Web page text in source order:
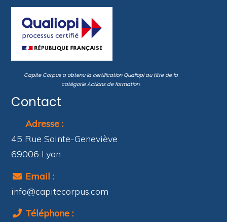
Capite Corpus a obtenu la certification Qualiopiau titre de la
catégorieActions de formation.
Contact
Adresse :
45 Rue Sainte-Geneviève
69006 Lyon
Email :
info@capitecorpus.com
Téléphone :